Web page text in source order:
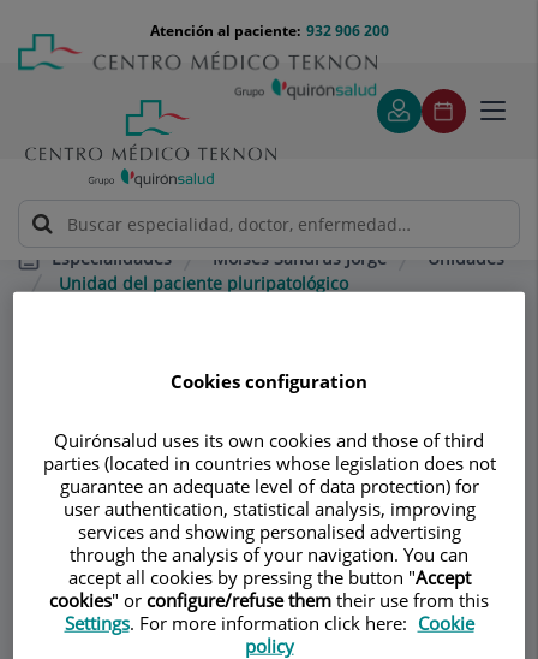
contenido
Menú
teléfono
cabecera
932 906 200
Atención al paciente:
Especialidades Moisés Sandrús Jorge
Unidades
Unidad del paciente pluripatológico
Consultorio
Moisés Sandrús
Jorge
MEDICINA INTERNANEFROLOGÍA
Pedir cita
Cookies configuration
Quirónsalud uses its own cookies and those of third
parties (located in countries whose legislation does not
guarantee an adequate level of data protection) for
user authentication, statistical analysis, improving
services and showing personalised advertising
through the analysis of your navigation. You can
accept all cookies by pressing the button "Accept
cookies" or configure/refuse them their use from this
Settings. For more information click here: Cookie
policy